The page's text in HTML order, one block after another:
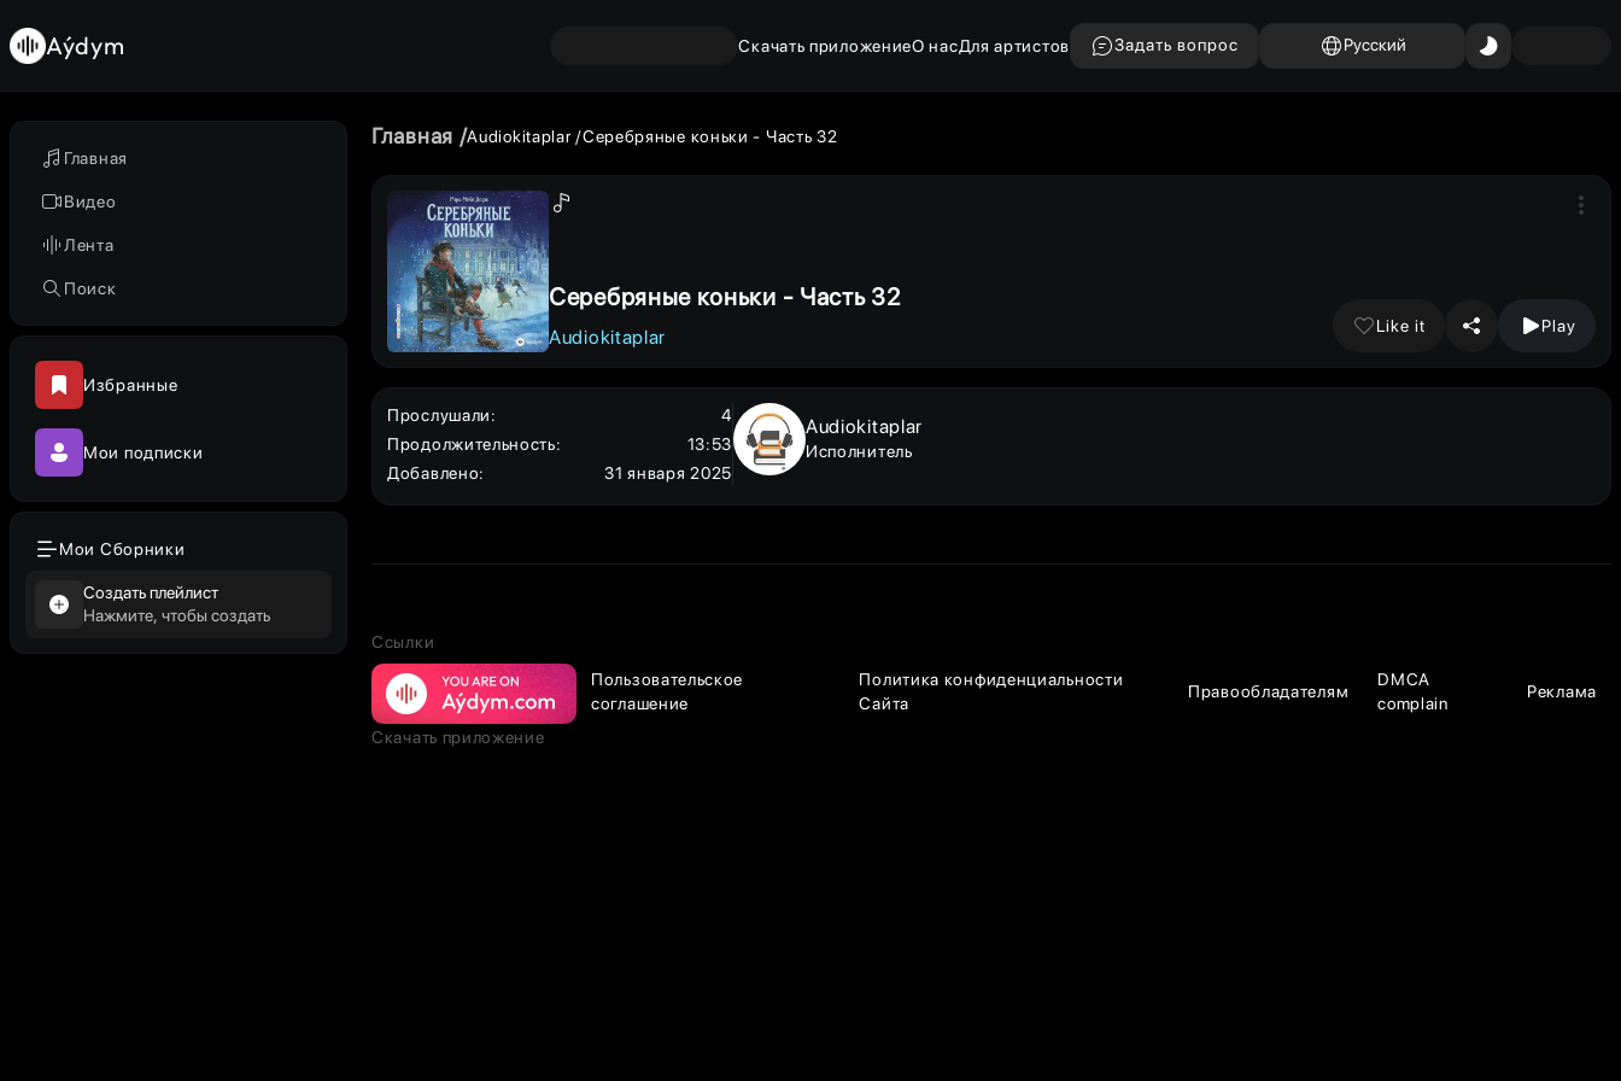
Главная
Видео
Лента
Поиск
Избранные
Мои подписки
Мои Сборники
Создать плейлист
Нажмите, чтобы создать
Aýdym Скачать приложениеО насДля артистов Задать вопрос Русский
Главная Audiokitaplar Серебряные коньки - Часть 32
Серебряные коньки - Часть 32
Audiokitaplar
Like it Play
Прослушали:
4
Продолжительность:
13:53
Добавлено: 31 января 2025
Audiokitaplar
Исполнитель
Ссылки
Пользовательское
соглашение
Политика конфиденциальности
Сайта
Правообладателям
DMCA
complain
Реклама
Скачать приложение